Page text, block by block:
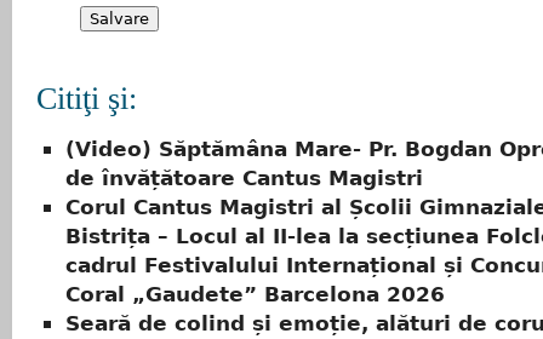
Citiţi şi:
(Video) Săptămâna Mare- Pr. Bogdan
de învățătoare Cantus Magistri
Corul Cantus Magistri al Școlii
Bistrița – Locul al II-lea la secțiunea
cadrul Festivalului Internațional și
Coral „Gaudete” Barcelona 2026
Seară de colind și emoție, alături de